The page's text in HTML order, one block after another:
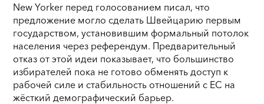
New Yorker перед голосованием писал, что
предложение могло сделать Швейцарию первым
государством, установившим формальный потолок
населения через референдум. Предварительный
отказ от этой идеи показывает, что большинство
избирателей пока не готово обменять доступ к
рабочей силе и стабильность отношений с ЕС на
жёсткий демографический барьер.